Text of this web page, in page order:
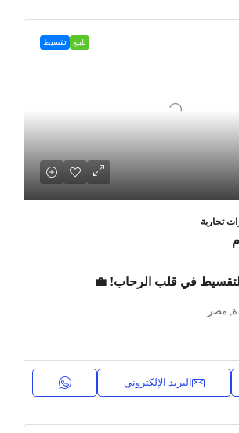
للبيع تقسيط
تجارية
في قلب الرحاب! 💼
مصر
البريد الإلكتروني